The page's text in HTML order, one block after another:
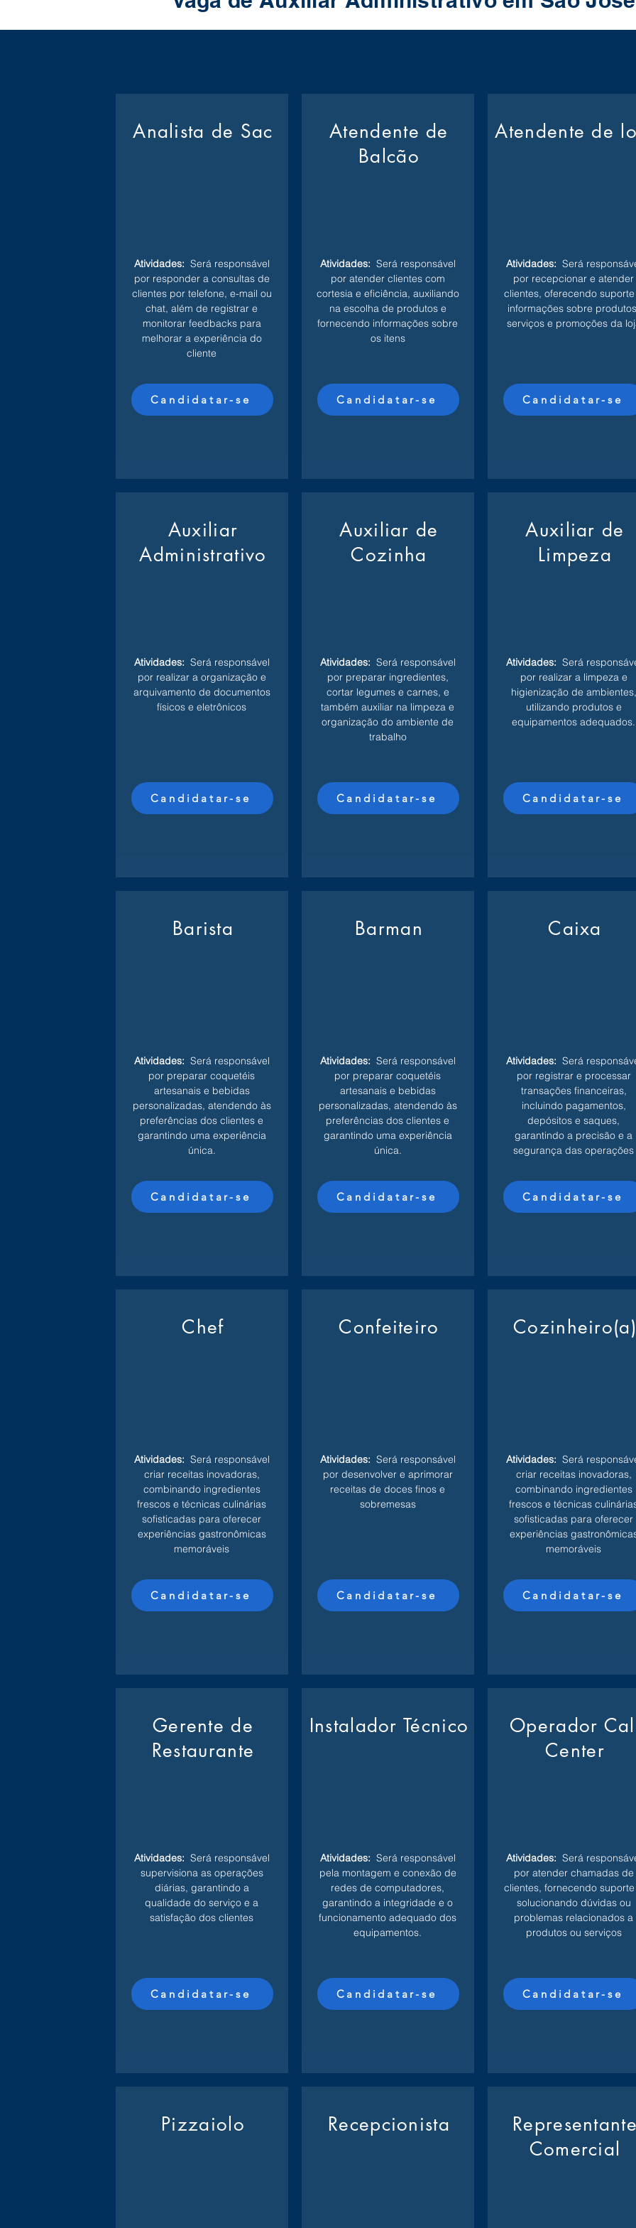
Analista de Sac
Atividades: Será responsável
por responder a consultas de
clientes por telefone, e-mail ou
chat, além de registrar e
monitorar feedbacks para
melhorar a experiência do
cliente
Candidatar-se
Auxiliar
Administrativo
Atividades: Será responsável
por realizar a organização e
arquivamento de documentos
físicos e eletrônicos
Candidatar-se
Barista
Atividades: Será responsável
por preparar coquetéis
artesanais e bebidas
personalizadas, atendendo às
preferências dos clientes e
garantindo uma experiência
única.
Candidatar-se
Chef
Atividades: Será responsável
criar receitas inovadoras,
combinando ingredientes
frescos e técnicas culinárias
sofisticadas para oferecer
experiências gastronômicas
memoráveis
Candidatar-se
Gerente de
Restaurante
Atividades: Será responsável
supervisiona as operações
diárias, garantindo a
qualidade do serviço e a
satisfação dos clientes
Candidatar-se
Pizzaiolo
Atendente de
Balcão
Atividades: Será responsável
por atender clientes com
cortesia e eficiência, auxiliando
na escolha de produtos e
fornecendo informações sobre
os itens
Candidatar-se
Auxiliar de
Cozinha
Atividades: Será responsável
por preparar ingredientes,
cortar legumes e carnes, e
também auxiliar na limpeza e
organização do ambiente de
trabalho
Candidatar-se
Barman
Atividades: Será responsável
por preparar coquetéis
artesanais e bebidas
personalizadas, atendendo às
preferências dos clientes e
garantindo uma experiência
única.
Candidatar-se
Confeiteiro
Atividades: Será responsável
por desenvolver e aprimorar
receitas de doces finos e
sobremesas
Candidatar-se
Instalador Técnico
Atividades: Será responsável
pela montagem e conexão de
redes de computadores,
garantindo a integridade e o
funcionamento adequado dos
equipamentos.
Candidatar-se
Recepcionista
Atendente de
Atividades: Será
por recepcionar e atender
clientes, oferecendo
informações sobre
serviços e promoções da
Candidatar-se
Auxiliar de
Limpeza
Atividades: Será
por realizar a limpeza e
higienização de ambientes,
utilizando produtos e
equipamentos adequados.
Candidatar-se
Caixa
Atividades: Será
por registrar e processar
transações financeiras,
incluindo pagamentos,
depósitos e saques,
garantindo a precisão e a
segurança das operações
Candidatar-se
Cozinheiro(a)
Atividades: Será
criar receitas inovadoras,
combinando ingredientes
frescos e técnicas
sofisticadas para oferecer
experiências
memoráveis
Candidatar-se
Operador
Center
Atividades: Será
por atender chamadas de
clientes, fornecendo
solucionando dúvidas ou
problemas relacionados a
produtos ou serviços
Candidatar-se
Comercial